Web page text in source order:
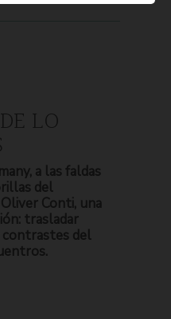
LO
a las faldas
del
Conti, una
trasladar
del